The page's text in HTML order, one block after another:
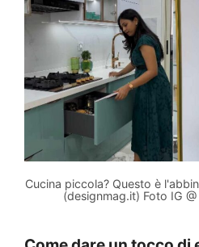
Cucina piccola? Questo è
(designmag.it) Foto IG